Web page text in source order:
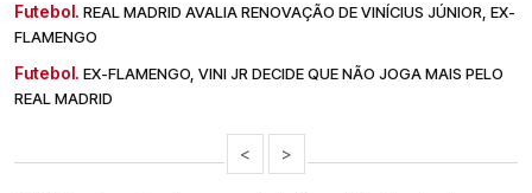
Futebol. REAL MADRID AVALIA RENOVAÇÃO DE VINÍCIUS JÚNIOR, EX-
FLAMENGO
Futebol. EX-FLAMENGO, VINI JR DECIDE QUE NÃO JOGA MAIS PELO
REAL MADRID
< >